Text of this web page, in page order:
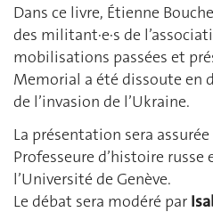
Dans ce livre, Étienne
des militant·e·s de
mobilisations passées et
Memorial a été dissoute en
de l’invasion de l’Ukraine.
La présentation sera
Professeure d’histoire russe
l’Université de Genève.
Le débat sera modéré par